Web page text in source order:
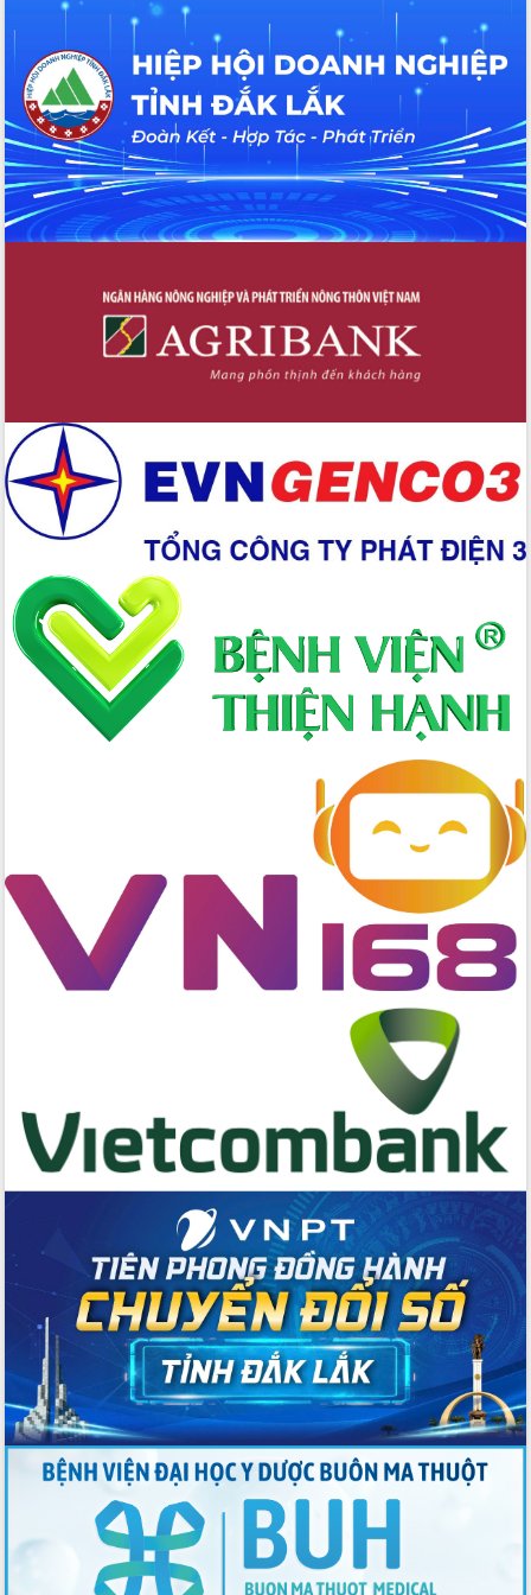
các nhiệm vụ đề ra năm 2025
Phát huy vai trò của người có uy tín
trong phòng chống tảo hôn và hôn
nhân cận huyết thống
Nông sản Tây Nguyên thu hút doanh
nghiệp nước ngoài
Đắk Lắk định vị thương hiệu du lịch
“Biển – Rừng – Cà phê” trong không
gian phát triển mới
triển chuyên sâu đến 2030
Chuyển đổi số mở ra không gian phát
triển trong lĩnh vực văn hóa, du lịch
Công bố quyết định của Ban Thường
Thủ tướng Phạm Minh Chính: Khẩn
trương tái thiết cuộc sống người dân
sau thiên tai
Tập trung nâng cao chất lượng, tổ
chức sản xuất sầu riêng theo hướng
Đẩy nhanh công tác khắc phục, ổn
định đời sống Nhân dân sau bão số 13
Bí thư Tỉnh ủy Lương Nguyễn Minh
Triết dự Ngày hội đại đoàn kết tại
Buôn Đăk Tuôr, xã Cư Pui
Khởi công xây dựng Trường Phổ thông
nội trú liên cấp tiểu học và THCS xã Ia
Chủ tịch UBND tỉnh kiểm tra công tác
phòng, chống bão số 13 tại các địa
bàn xung yếu
Tập trung đẩy nhanh giải ngân nguồn
vốn các chương trình mục tiêu quốc
vụ Tỉnh ủy về công tác cán bộ
Nâng cao trách nhiệm người đứng
đầu, phát huy tinh thần chủ động,
sáng tạo để đảm bảo tiến độ giải ngân
Sở Công Thương đột phá số hóa 100%
thủ tục trực tuyến lấy sự hài lòng của
doanh nghiệp làm thước đo phục vụ
Đảm bảo công tác bầu cử triển khai
đúng tiến độ, quy trình theo luật định
Ban Tuyên giáo và Dân vận Trung ương
tập huấn công tác khoa giáo năm 2025
Đắk Lắk hưởng ứng Ngày Pháp luật
Việt Nam 2025 và biểu dương 25 tập
thể, cá nhân tiêu biểu
Hội nghị lần thứ nhất Ban Chỉ đạo
công tác bầu cử tỉnh Đắk Lắk
Hội nghị UBND tỉnh thường kỳ tháng
10 năm 2025